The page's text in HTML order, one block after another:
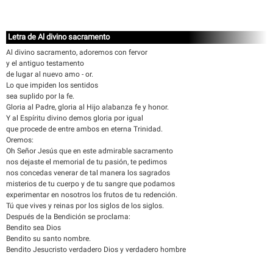
Letra de Al divino sacramento
Al divino sacramento, adoremos con fervor
y el antiguo testamento
de lugar al nuevo amo - or.
Lo que impiden los sentidos
sea suplido por la fe.
Gloria al Padre, gloria al Hijo alabanza fe y honor.
Y al Espíritu divino demos gloria por igual
que procede de entre ambos en eterna Trinidad.
Oremos:
Oh Señor Jesús que en este admirable sacramento
nos dejaste el memorial de tu pasión, te pedimos
nos concedas venerar de tal manera los sagrados
misterios de tu cuerpo y de tu sangre que podamos
experimentar en nosotros los frutos de tu redención.
Tú que vives y reinas por los siglos de los siglos.
Después de la Bendición se proclama:
Bendito sea Dios
Bendito su santo nombre.
Bendito Jesucristo verdadero Dios y verdadero hombre